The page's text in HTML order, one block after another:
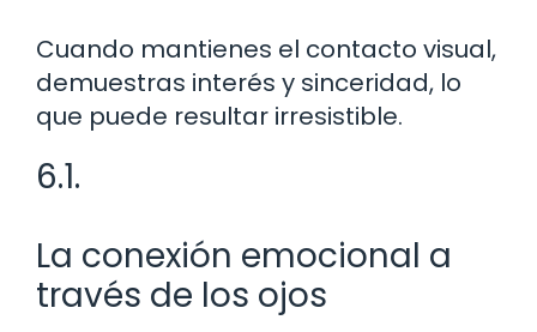
Cuando mantienes el contacto visual,
demuestras interés y sinceridad, lo
que puede resultar irresistible.
6.1.
La conexión emocional a
través de los ojos